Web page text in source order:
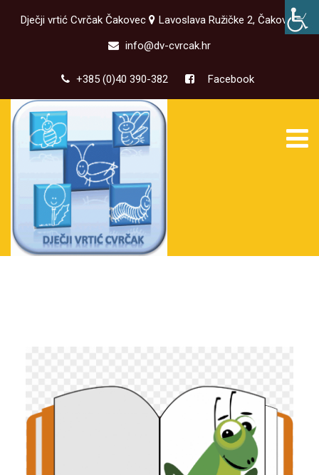
Dječji vrtić Cvrčak Čakovec
Lavoslava Ružičke 2, Čakovec
info@dv-cvrcak.hr
+385 (0)40 390-382 Facebook